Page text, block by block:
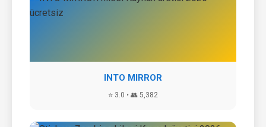
INTO MIRROR
⭐ 3.0 • 👥 5,382